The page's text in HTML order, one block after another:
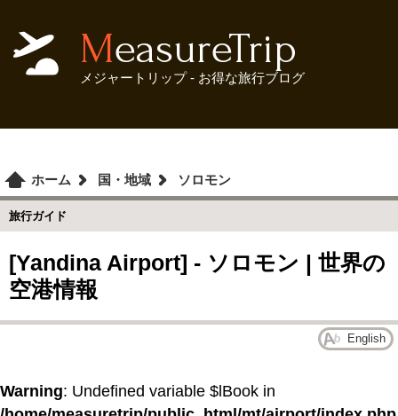
MeasureTrip
メジャートリップ - お得な旅行ブログ
ホーム 国・地域 ソロモン
旅行ガイド
[Yandina Airport] - ソロモン | 世界の
空港情報
English
Warning: Undefined variable $lBook in